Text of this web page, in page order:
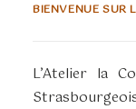
BIENVENUE SUR
L’Atelier la